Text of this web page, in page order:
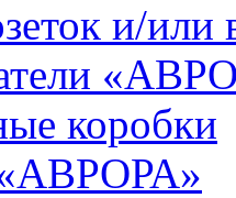
и/
коробки
«АВРОРА»